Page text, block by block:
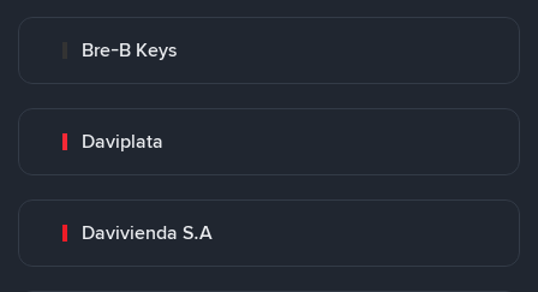
Bre-B Keys
Daviplata
Davivienda S.A